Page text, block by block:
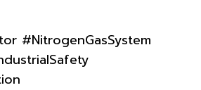
#NitrogenGasSystem